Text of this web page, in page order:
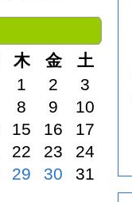
木 金
土
1
2
3
8 9
10
15 16
17
22 23
24
29 30 31